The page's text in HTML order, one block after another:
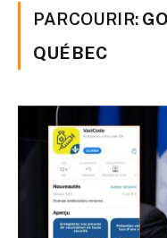
PARCOURIR:
QUÉBEC